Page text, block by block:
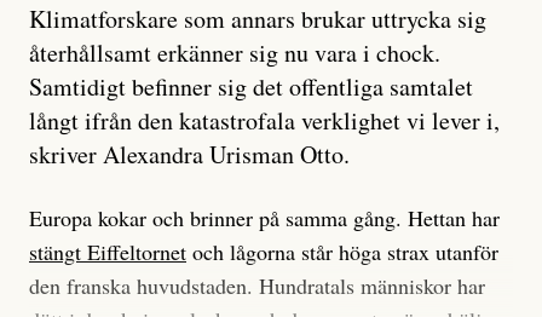
Klimatforskare som annars brukar uttrycka sig
återhållsamt erkänner sig nu vara i chock.
Samtidigt befinner sig det offentliga samtalet
långt ifrån den katastrofala verklighet vi lever i,
skriver Alexandra Urisman Otto.
Europa kokar och brinner på samma gång. Hettan har
stängt Eiffeltornet och lågorna står höga strax utanför
den franska huvudstaden. Hundratals människor har